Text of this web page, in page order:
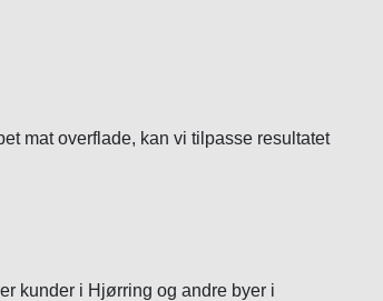
mat overflade, kan vi tilpasse resultatet
kunder i Hjørring og andre byer i